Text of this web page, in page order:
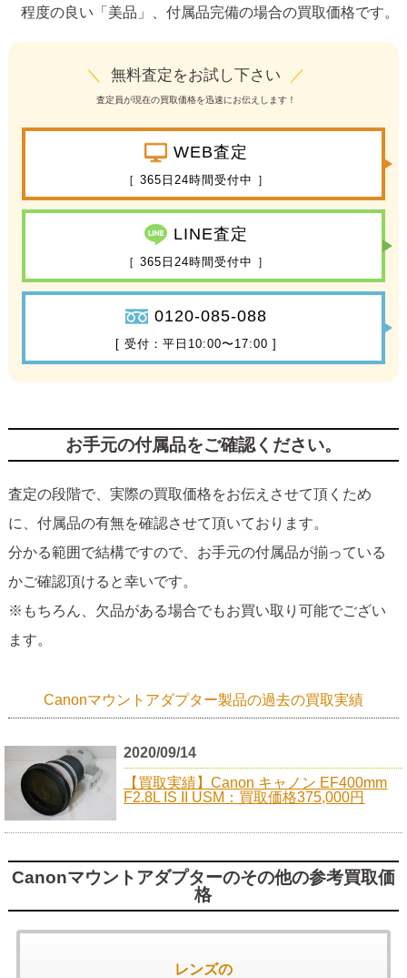
程度の良い「美品」、付属品完備の場合の買取価格です。
＼ 無料査定をお試し下さい ／
査定員が現在の買取価格を迅速にお伝えします！
WEB査定
［ 365日24時間受付中 ］
LINE査定
［ 365日24時間受付中 ］
0120-085-088
[ 受付：平日10:00〜17:00 ]
お手元の付属品をご確認ください。
査定の段階で、実際の買取価格をお伝えさせて頂くため
に、付属品の有無を確認させて頂いております。
分かる範囲で結構ですので、お手元の付属品が揃っている
かご確認頂けると幸いです。
※もちろん、欠品がある場合でもお買い取り可能でござい
ます。
Canonマウントアダプター製品の過去の買取実績
2020/09/14
【買取実績】Canon キャノン EF400mm
F2.8L IS II USM：買取価格375,000円
Canonマウントアダプターのその他の参考買取価
格
レンズの